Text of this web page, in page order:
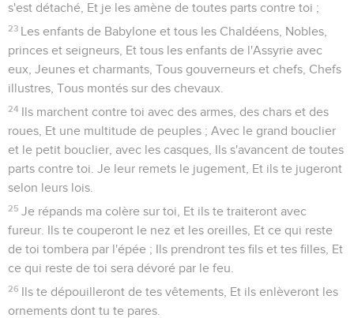
s'est détaché, Et je les amène de toutes parts contre toi ;
23 Les enfants de Babylone et tous les Chaldéens, Nobles,
princes et seigneurs, Et tous les enfants de l'Assyrie avec
eux, Jeunes et charmants, Tous gouverneurs et chefs, Chefs
illustres, Tous montés sur des chevaux.
24 Ils marchent contre toi avec des armes, des chars et des
roues, Et une multitude de peuples ; Avec le grand bouclier
et le petit bouclier, avec les casques, Ils s'avancent de toutes
parts contre toi. Je leur remets le jugement, Et ils te jugeront
selon leurs lois.
25 Je répands ma colère sur toi, Et ils te traiteront avec
fureur. Ils te couperont le nez et les oreilles, Et ce qui reste
de toi tombera par l'épée ; Ils prendront tes fils et tes filles, Et
ce qui reste de toi sera dévoré par le feu.
26 Ils te dépouilleront de tes vêtements, Et ils enlèveront les
ornements dont tu te pares.